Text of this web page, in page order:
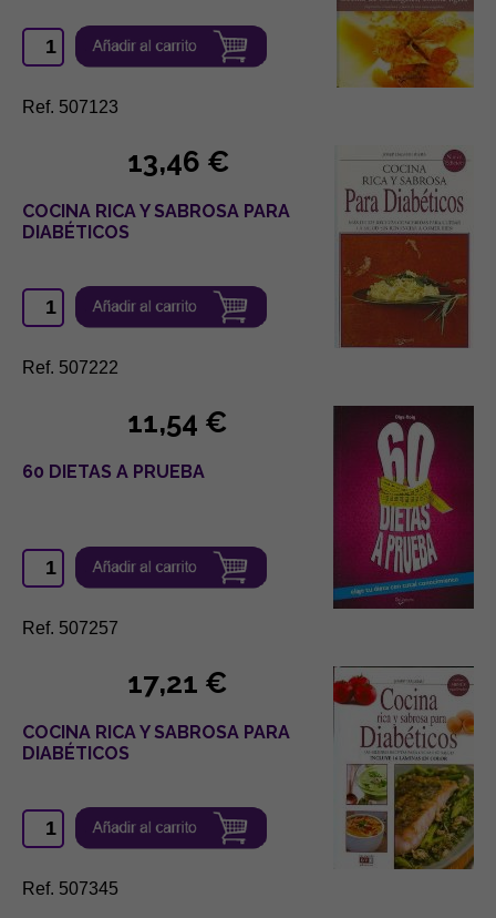
Ref. 507123
13,46 €
COCINA RICA Y SABROSA PARA
DIABÉTICOS
Ref. 507222
11,54 €
60 DIETAS A PRUEBA
Ref. 507257
17,21 €
COCINA RICA Y SABROSA PARA
DIABÉTICOS
Ref. 507345